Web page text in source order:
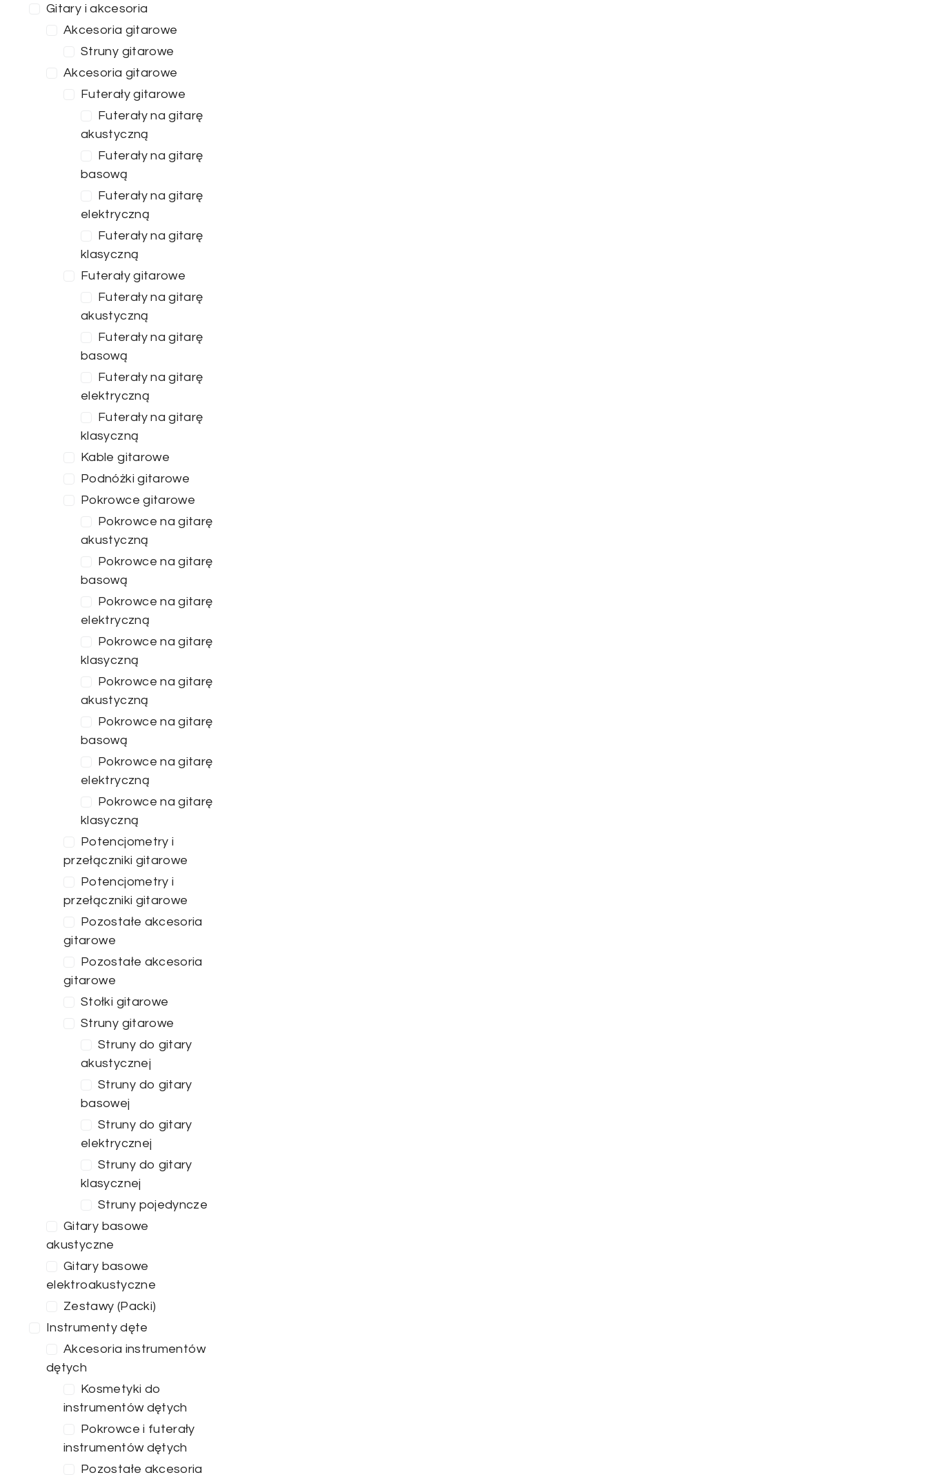
Gitary i akcesoria
Akcesoria gitarowe
Struny gitarowe
Akcesoria gitarowe
Futerały gitarowe
Futerały na gitarę
akustyczną
Futerały na gitarę
basową
Futerały na gitarę
elektryczną
Futerały na gitarę
klasyczną
Futerały gitarowe
Futerały na gitarę
akustyczną
Futerały na gitarę
basową
Futerały na gitarę
elektryczną
Futerały na gitarę
klasyczną
Kable gitarowe
Podnóżki gitarowe
Pokrowce gitarowe
Pokrowce na gitarę
akustyczną
Pokrowce na gitarę
basową
Pokrowce na gitarę
elektryczną
Pokrowce na gitarę
klasyczną
Pokrowce na gitarę
akustyczną
Pokrowce na gitarę
basową
Pokrowce na gitarę
elektryczną
Pokrowce na gitarę
klasyczną
Potencjometry i
przełączniki gitarowe
Potencjometry i
przełączniki gitarowe
Pozostałe akcesoria
gitarowe
Pozostałe akcesoria
gitarowe
Stołki gitarowe
Struny gitarowe
Struny do gitary
akustycznej
Struny do gitary
basowej
Struny do gitary
elektrycznej
Struny do gitary
klasycznej
Struny pojedyncze
Gitary basowe
akustyczne
Gitary basowe
elektroakustyczne
Zestawy (Packi)
Instrumenty dęte
Akcesoria instrumentów
dętych
Kosmetyki do
instrumentów dętych
Pokrowce i futerały
instrumentów dętych
Pozostałe akcesoria